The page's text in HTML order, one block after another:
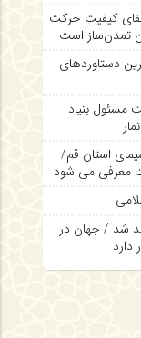
ارتقای کیفیت حرکت
تمدن‌ساز است
دستاوردهای
مسئول بنیاد
استان قم/
معرفی می شود
شد / جهان در